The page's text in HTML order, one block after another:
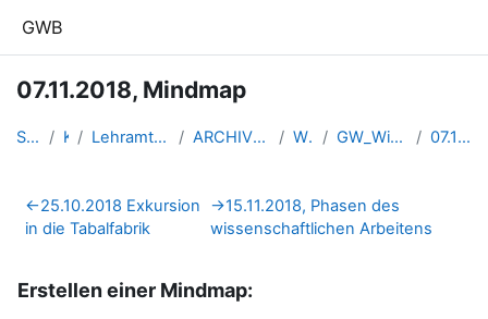
GWB
07.11.2018, Mindmap
Startseite Kurse Lehramtsausbildung GW im Clust... ARCHIV - Lehrveranstaltungen a... WS 2018/19 GW_WissArbeiten_Linz_2018ws 07.11.2018, Mindmap
Abschnittsübersicht
←25.10.2018 Exkursion
in die Tabalfabrik
→15.11.2018, Phasen des
wissenschaftlichen Arbeitens
Erstellen einer Mindmap: